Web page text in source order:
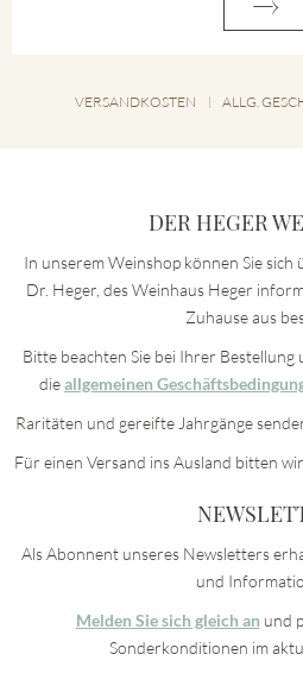
VERSANDKOSTEN ALLG.
DER HEGER
In unserem Weinshop können Sie sich
Dr. Heger, des Weinhaus Heger
Zuhause aus
Bitte beachten Sie bei Ihrer Bestellung
dieallgemeinen
Raritäten und gereifte Jahrgänge
Für einen Versand ins Ausland bitten
Als Abonnent unseres Newsletters
und
Melden Sie sich gleich an und
Sonderkonditionen im